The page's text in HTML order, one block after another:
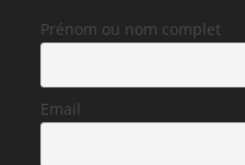
Prénom ou nom complet
Email